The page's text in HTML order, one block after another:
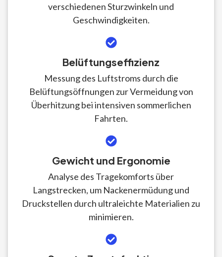
verschiedenen Sturzwinkeln und
Geschwindigkeiten.
Belüftungseffizienz
Messung des Luftstroms durch die
Belüftungsöffnungen zur Vermeidung von
Überhitzung bei intensiven sommerlichen
Fahrten.
Gewicht und Ergonomie
Analyse des Tragekomforts über
Langstrecken, um Nackenermüdung und
Druckstellen durch ultraleichte Materialien zu
minimieren.